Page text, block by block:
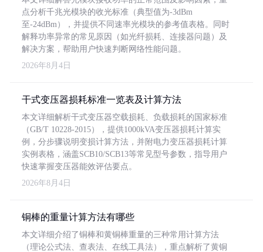
点分析千兆光模块的收光标准（典型值为-3dBm
至-24dBm），并提供不同速率光模块的参考值表格。同时
解释功率异常的常见原因（如光纤损耗、连接器问题）及
解决方案，帮助用户快速判断网络性能问题。
2026年8月4日
干式变压器损耗标准一览表及计算方法
本文详细解析干式变压器空载损耗、负载损耗的国家标准
（GB/T 10228-2015），提供1000kVA变压器损耗计算实
例，分步骤说明变损计算方法，并附电力变压器损耗计算
实例表格，涵盖SCB10/SCB13等常见型号参数，指导用户
快速掌握变压器能效评估要点。
2026年8月4日
铜棒的重量计算方法有哪些
本文详细介绍了铜棒和黄铜棒重量的三种常用计算方法
（理论公式法、查表法、在线工具法），重点解析了黄铜